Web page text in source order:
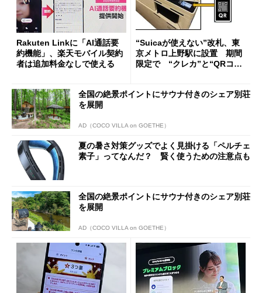
Rakuten Linkに「AI通話要
約機能」、楽天モバイル契約
者は追加料金なしで使える
“Suicaが使えない”改札、東
京メトロ上野駅に設置 期間
限定で “クレカ”と“QRコー
全国の絶景ポイントにサウナ付きのシェア別荘
を展開
AD（COCO VILLA on GOETHE）
夏の暑さ対策グッズでよく見掛ける「ペルチェ
素子」ってなんだ？ 賢く使うための注意点も
全国の絶景ポイントにサウナ付きのシェア別荘
を展開
AD（COCO VILLA on GOETHE）